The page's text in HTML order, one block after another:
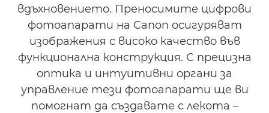
АКСЕСОАРИ
Често задавани въпроси
вдъхновението. Преносимите цифрови
фотоапарати на Canon осигуряват
изображения с високо качество във
функционална конструкция. С прецизна
оптика и интуитивни органи за
управление тези фотоапарати ще ви
помогнат да създавате с лекота –